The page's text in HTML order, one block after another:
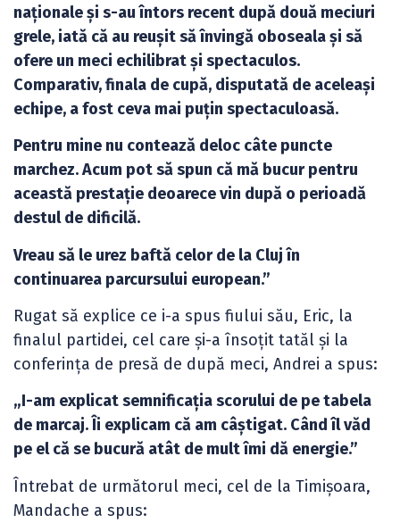
naționale și s-au întors recent după două meciuri
grele, iată că au reușit să învingă oboseala și să
ofere un meci echilibrat și spectaculos.
Comparativ, finala de cupă, disputată de aceleași
echipe, a fost ceva mai puțin spectaculoasă.
Pentru mine nu contează deloc câte puncte
marchez. Acum pot să spun că mă bucur pentru
această prestație deoarece vin după o perioadă
destul de dificilă.
Vreau să le urez baftă celor de la Cluj în
continuarea parcursului european.”
Rugat să explice ce i-a spus fiului său, Eric, la
finalul partidei, cel care și-a însoțit tatăl și la
conferința de presă de după meci, Andrei a spus:
„I-am explicat semnificația scorului de pe tabela
de marcaj. Îi explicam că am câștigat. Când îl văd
pe el că se bucură atât de mult îmi dă energie.”
Întrebat de următorul meci, cel de la Timișoara,
Mandache a spus: